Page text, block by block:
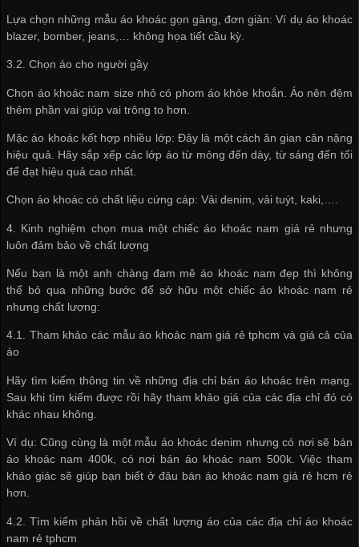
Lựa chọn những mẫu áo khoác gọn gàng, đơn giản: Ví dụ áo khoác
blazer, bomber, jeans,… không họa tiết cầu kỳ.
3.2. Chọn áo cho người gầy
Chọn áo khoác nam size nhỏ có phom áo khỏe khoắn. Áo nên đệm
thêm phần vai giúp vai trông to hơn.
Mặc áo khoác kết hợp nhiều lớp: Đây là một cách ăn gian cân nặng
hiệu quả. Hãy sắp xếp các lớp áo từ mỏng đến dày, từ sáng đến tối
để đạt hiệu quả cao nhất.
Chọn áo khoác có chất liệu cứng cáp: Vải denim, vải tuýt, kaki,….
4. Kinh nghiệm chọn mua một chiếc áo khoác nam giá rẻ nhưng
luôn đảm bảo về chất lượng
Nếu bạn là một anh chàng đam mê áo khoác nam đẹp thì không
thể bỏ qua những bước để sở hữu một chiếc áo khoác nam rẻ
nhưng chất lượng:
4.1. Tham khảo các mẫu áo khoác nam giá rẻ tphcm và giá cả của
áo
Hãy tìm kiếm thông tin về những địa chỉ bán áo khoác trên mạng.
Sau khi tìm kiếm được rồi hãy tham khảo giá của các địa chỉ đó có
khác nhau không.
Ví dụ: Cũng cùng là một mẫu áo khoác denim nhưng có nơi sẽ bán
áo khoác nam 400k, có nơi bán áo khoác nam 500k. Việc tham
khảo giác sẽ giúp bạn biết ở đâu bán áo khoác nam giá rẻ hcm rẻ
hơn.
4.2. Tìm kiếm phản hồi về chất lượng áo của các địa chỉ áo khoác
nam rẻ tphcm